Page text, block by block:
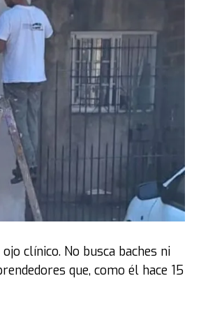
con el presupuesto necesario,
como Luis Juez, quien acusó
puede opinar como opinan”.
en cualquier cosa, en
justicia, no
Lucía Corpacci. El bloque
la presencia de familiares en
se ubicaron en los palcos del
clínico. No busca baches ni
que, como él hace 15